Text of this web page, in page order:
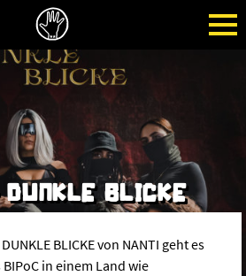
BLICKE
BLICKE von NANTI geht es
in einem Land wie